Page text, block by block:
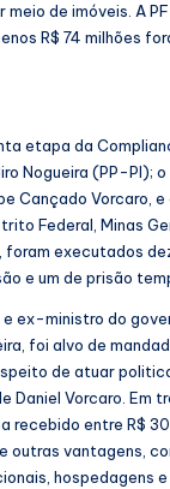
meio de imóveis. A
R$ 74 milhões
etapa da
Nogueira (PP-PI); o
Cançado Vorcaro, e
Federal, Minas
foram executados
e um de prisão
ex-ministro do
foi alvo de
de atuar
Daniel Vorcaro. Em
recebido entre R$
outras vantagens,
hospedagens